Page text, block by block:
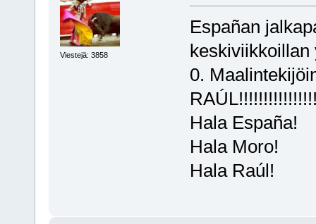
Viestejä: 3858
Españan
keskiviikkoillan
0.
Hala España!
Hala Moro!
Hala Raúl!